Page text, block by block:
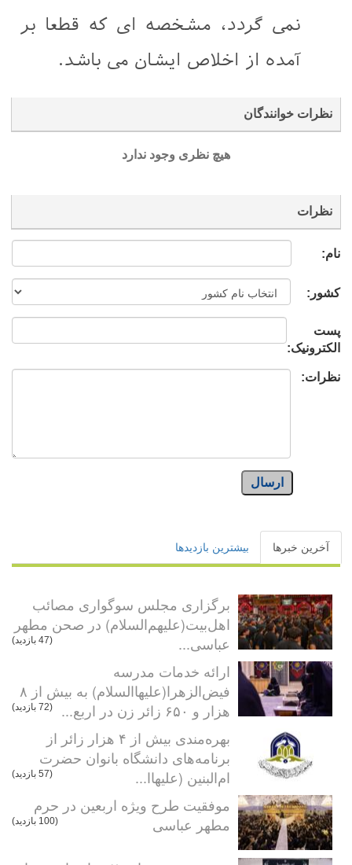
نمی گردد، مشخصه ای که قطعا بر
آمده از اخلاص ایشان می باشد.
نظرات خوانندگان
هیچ نظری وجود ندارد
نظرات
نام:
کشور:
پست
الکترونیک:
نظرات:
ارسال
آخرین خبرها بیشترین بازدیدها
برگزاری مجلس سوگواری مصائب
اهل‌بیت(علیهم‌السلام) در صحن مطهر
عباسی...
(47 بازدید)
ارائه خدمات مدرسه
فیض‌الزهرا(علیهاالسلام) به بیش از ۸
هزار و ۶۵۰ زائر زن در اربع...
(72 بازدید)
بهره‌مندی بیش از ۴ هزار زائر از
برنامه‌های دانشگاه بانوان حضرت
ام‌البنین (علیهاا...
(57 بازدید)
موفقیت طرح ویژه اربعین در حرم
مطهر عباسی
(100 بازدید)